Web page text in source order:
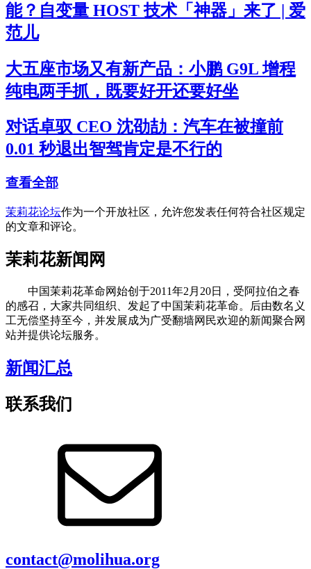
能？自变量 HOST 技术「神器」来了 | 爱
范儿
大五座市场又有新产品：小鹏 G9L 增程
纯电两手抓，既要好开还要好坐
对话卓驭 CEO 沈劭劼：汽车在被撞前
0.01 秒退出智驾肯定是不行的
查看全部
茉莉花论坛作为一个开放社区，允许您发表任何符合社区规定
的文章和评论。
茉莉花新闻网
中国茉莉花革命网始创于2011年2月20日，受阿拉伯之春
的感召，大家共同组织、发起了中国茉莉花革命。后由数名义
工无偿坚持至今，并发展成为广受翻墙网民欢迎的新闻聚合网
站并提供论坛服务。
新闻汇总
联系我们
contact@molihua.org